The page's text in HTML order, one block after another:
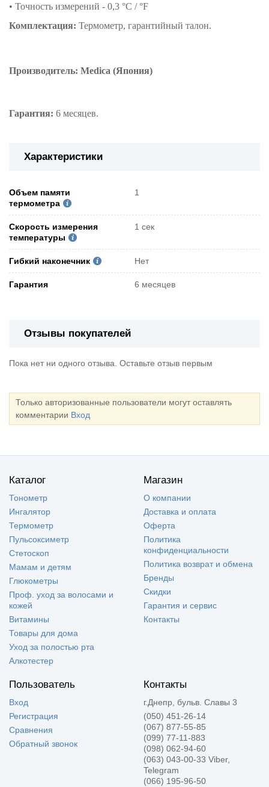
• Точность измерений - 0,3 °C / °F
Комплектация: Термометр, гарантийный талон.
Производитель: Medica (Япония)
Гарантия: 6 месяцев.
Характеристики
Объем памяти
термометра
1
Скорость измерения
температуры
1 сек
Гибкий наконечник Нет
Гарантия 6 месяцев
Отзывы покупателей
Пока нет ни одного отзыва. Оставьте отзыв первым
Только авторизованные пользователи могут оставлять
комментарии Вход
Каталог
Тонометр
Ингалятор
Термометр
Пульсоксиметр
Стетоскоп
Мамам и детям
Глюкометры
Проф. уход за волосами и
кожей
Витамины
Товары для дома
Уход за полостью рта
Алкотестер
Магазин
О компании
Доставка и оплата
Оферта
Политика
конфиденциальности
Политика возврат и обмена
Бренды
Скидки
Гарантия и сервис
Контакты
Пользователь
Вход
Регистрация
Сравнения
Обратный звонок
Контакты
г.Днепр, бульв. Славы 3
(050) 451-26-14
(067) 877-55-85
(099) 77-11-883
(098) 062-94-60
(063) 043-00-33 Viber,
Telegram
(066) 195-96-50